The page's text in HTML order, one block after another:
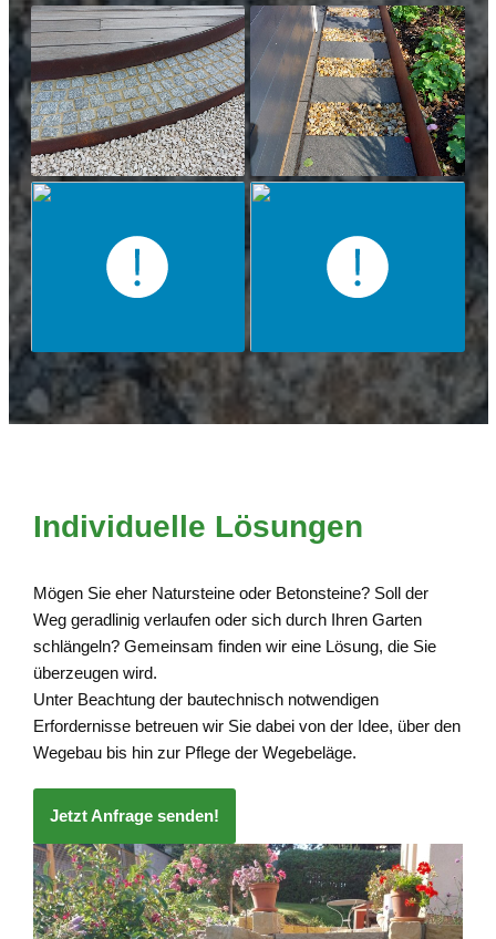
Individuelle Lösungen
Mögen Sie eher Natursteine oder Betonsteine? Soll der
Weg geradlinig verlaufen oder sich durch Ihren Garten
schlängeln? Gemeinsam finden wir eine Lösung, die Sie
überzeugen wird.
Unter Beachtung der bautechnisch notwendigen
Erfordernisse betreuen wir Sie dabei von der Idee, über den
Wegebau bis hin zur Pflege der Wegebeläge.
Jetzt Anfrage senden!